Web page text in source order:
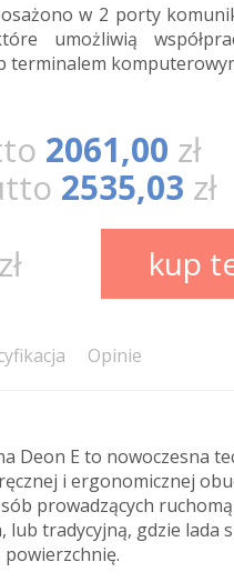
w 2 porty
umożliwią
terminalem
2061,00 zł
2535,03 zł
kup
Opinie
Deon E to nowoczesna
i ergonomicznej
prowadzących
lub tradycyjną, gdzie lada